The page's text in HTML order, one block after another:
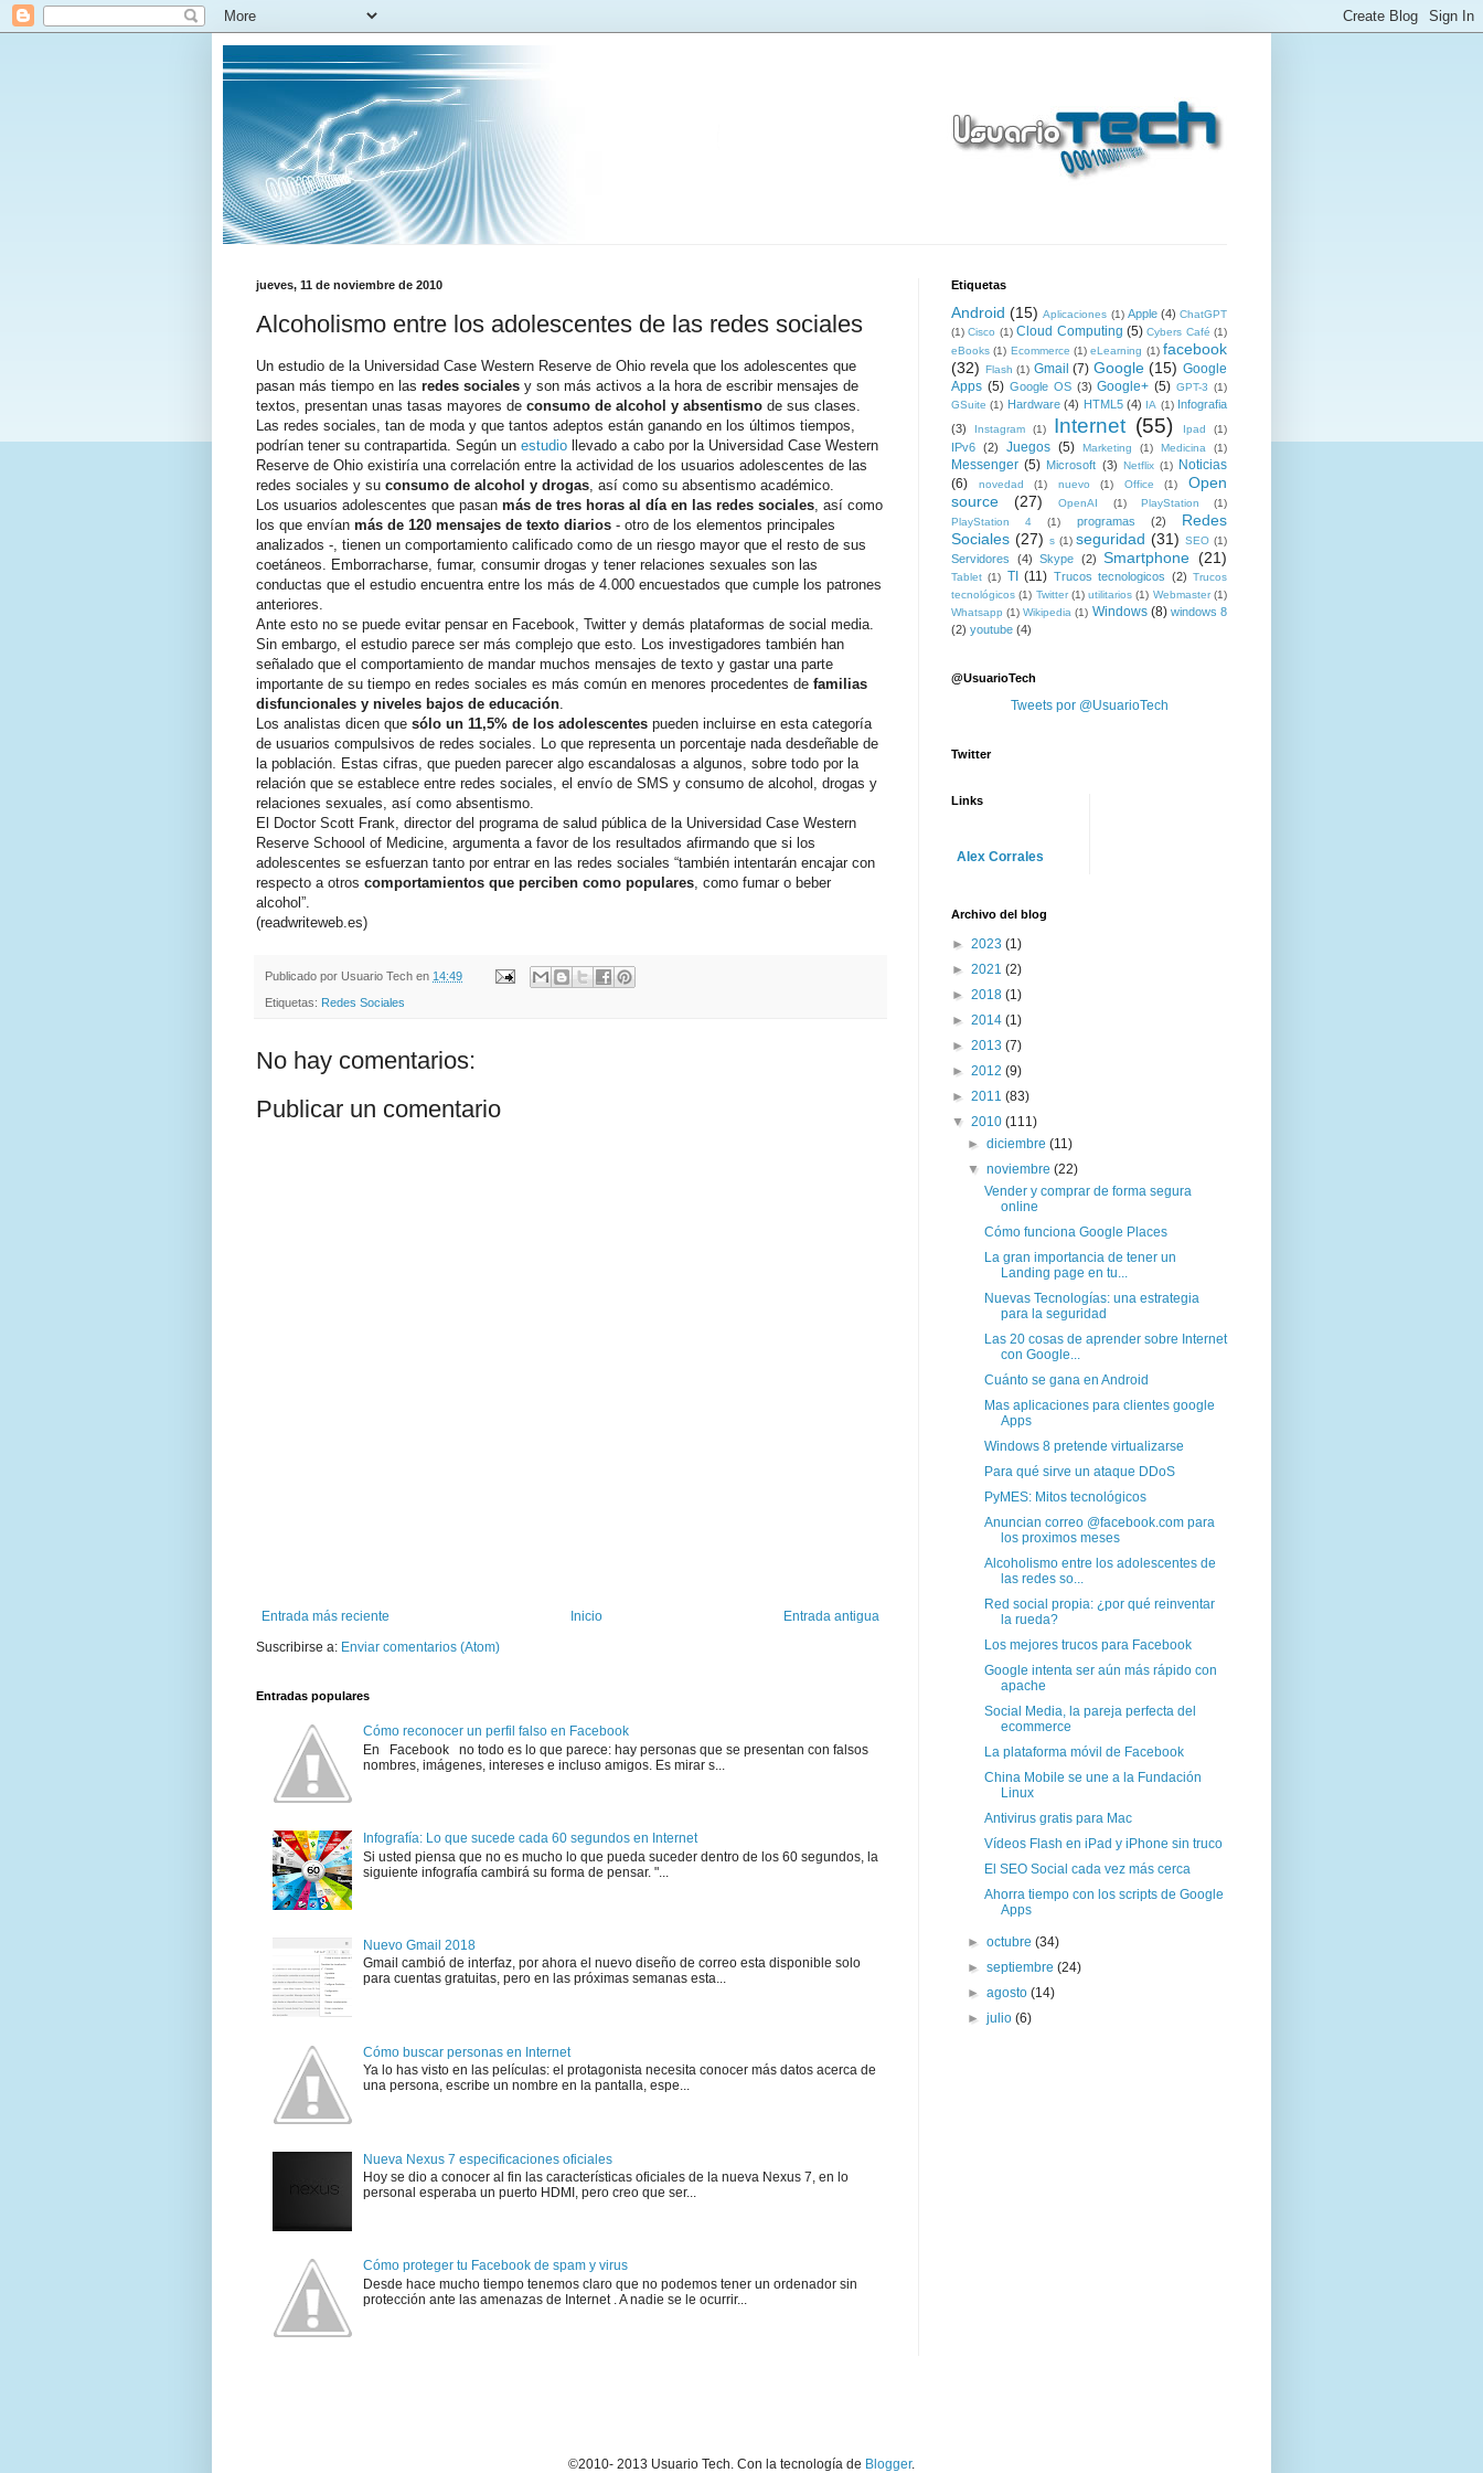
jueves, 11 de noviembre de 2010
Alcoholismo entre los adolescentes de las redes sociales
Un estudio de la Universidad Case Western Reserve de Ohio revela que los adolescentes que
pasan más tiempo en las redes sociales y son más activos a la hora de escribir mensajes de
textos, presentan unas tasas mayores de consumo de alcohol y absentismo de sus clases.
Las redes sociales, tan de moda y que tantos adeptos están ganando en los últimos tiempos,
podrían tener su contrapartida. Según un estudio llevado a cabo por la Universidad Case Western
Reserve de Ohio existiría una correlación entre la actividad de los usuarios adolescentes de las
redes sociales y su consumo de alcohol y drogas , así como su absentismo académico.
Los usuarios adolescentes que pasan más de tres horas al día en las redes sociales , así como
los que envían más de 120 mensajes de texto diarios - otro de los elementos principales
analizados -, tienen un comportamiento calificado como de un riesgo mayor que el resto de sus
coetáneos. Emborracharse, fumar, consumir drogas y tener relaciones sexuales son las
conductas que el estudio encuentra entre los más de 4.000 encuestados que cumple los patrones
anteriores.
Ante esto no se puede evitar pensar en Facebook, Twitter y demás plataformas de social media.
Sin embargo, el estudio parece ser más complejo que esto. Los investigadores también han
señalado que el comportamiento de mandar muchos mensajes de texto y gastar una parte
importante de su tiempo en redes sociales es más común en menores procedentes de familias
disfuncionales y niveles bajos de educación
Los analistas dicen que sólo un 11,5% de los adolescentes pueden incluirse en esta categoría
de usuarios compulsivos de redes sociales. Lo que representa un porcentaje nada desdeñable de
la población. Estas cifras, que pueden parecer algo escandalosas a algunos, sobre todo por la
relación que se establece entre redes sociales, el envío de SMS y consumo de alcohol, drogas y
relaciones sexuales, así como absentismo.
El Doctor Scott Frank, director del programa de salud pública de la Universidad Case Western
Reserve Schoool of Medicine, argumenta a favor de los resultados afirmando que si los
adolescentes se esfuerzan tanto por entrar en las redes sociales “también intentarán encajar con
respecto a otros comportamientos que perciben como populares , como fumar o beber
alcohol”.
(readwriteweb.es)
Publicado por Usuario Tech en 14:49
Etiquetas: Redes Sociales
No hay comentarios:
Publicar un comentario
Entrada más reciente Entrada antigua
Inicio
Suscribirse a: Enviar comentarios (Atom)
Entradas populares
Cómo reconocer un perfil falso en Facebook
En Facebook no todo es lo que parece: hay personas que se presentan con falsos
nombres, imágenes, intereses e incluso amigos. Es mirar s...
Infografía: Lo que sucede cada 60 segundos en Internet
Si usted piensa que no es mucho lo que pueda suceder dentro de los 60 segundos, la
siguiente infografía cambirá su forma de pensar. "...
Nuevo Gmail 2018
Gmail cambió de interfaz, por ahora el nuevo diseño de correo esta disponible solo
para cuentas gratuitas, pero en las próximas semanas esta...
Cómo buscar personas en Internet
Ya lo has visto en las películas: el protagonista necesita conocer más datos acerca de
una persona, escribe un nombre en la pantalla, espe...
Nueva Nexus 7 especificaciones oficiales
Hoy se dio a conocer al fin las características oficiales de la nueva Nexus 7, en lo
personal esperaba un puerto HDMI, pero creo que ser...
Cómo proteger tu Facebook de spam y virus
Desde hace mucho tiempo tenemos claro que no podemos tener un ordenador sin
protección ante las amenazas de Internet . A nadie se le ocurrir...
Etiquetas
Android (15) Aplicaciones (1) Apple (4) ChatGPT
(1) Cisco (1) Cloud Computing (5) Cybers Café (1)
eBooks (1) Ecommerce (1) eLearning (1) facebook
(32) Flash (1) Gmail (7) Google (15) Google
Apps (5) Google OS (3) Google+ (5) GPT-3 (1)
GSuite (1) Hardware (4) HTML5 (4) IA (1) Infografia
(3)
Instagram (1) Internet (55) Ipad (1)
IPv6 (2) Juegos (5) Marketing (1) Medicina (1)
Messenger (5) Microsoft (3) Netflix (1)
Noticias
(6)
novedad (1) nuevo (1) Office (1)
Open
source
(27) OpenAI (1) PlayStation
(1)
PlayStation 4
(1) programas (2)
Redes
Sociales (27) s (1) seguridad (31) SEO (1)
Servidores (4) Skype (2) Smartphone (21)
Tablet (1) TI (11) Trucos tecnologicos (2) Trucos
tecnológicos (1) Twitter (1) utilitarios (1) Webmaster (1)
Whatsapp (1) Wikipedia (1) Windows (8) windows 8
(2) youtube (4)
@UsuarioTech
Tweets por @UsuarioTech
Twitter
Links
Alex Corrales
Archivo del blog
► 2023 (1)
► 2021 (2)
► 2018 (1)
► 2014 (1)
► 2013 (7)
► 2012 (9)
► 2011 (83)
▼ 2010 (111)
►diciembre(11)
▼noviembre(22)
Vender y comprar de forma segura
online
Cómo funciona Google Places
La gran importancia de tener un
Landing page en tu...
Nuevas Tecnologías: una estrategia
para la seguridad
Las 20 cosas de aprender sobre Internet
con Google...
Cuánto se gana en Android
Mas aplicaciones para clientes google
Apps
Windows 8 pretende virtualizarse
Para qué sirve un ataque DDoS
PyMES: Mitos tecnológicos
Anuncian correo @facebook.com para
los proximos meses
Alcoholismo entre los adolescentes de
las redes so...
Red social propia: ¿por qué reinventar
la rueda?
Los mejores trucos para Facebook
Google intenta ser aún más rápido con
apache
Social Media, la pareja perfecta del
ecommerce
La plataforma móvil de Facebook
China Mobile se une a la Fundación
Linux
Antivirus gratis para Mac
Vídeos Flash en iPad y iPhone sin truco
El SEO Social cada vez más cerca
Ahorra tiempo con los scripts de Google
Apps
►octubre(34)
►septiembre(24)
►agosto(14)
►julio(6)
©2010- 2013 Usuario Tech. Con la tecnología de Blogger.